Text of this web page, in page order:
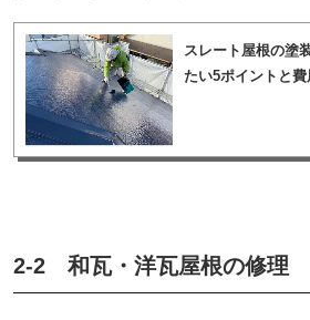
スレート屋根の塗
たい5ポイントと
2-2 和瓦・洋瓦屋根の修理